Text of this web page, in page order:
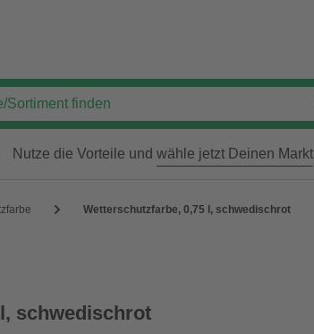
Nutze die Vorteile und wähle jetzt Deinen Markt
Wetterschutzfarbe, 0,75 l, schwedischrot
schwedischrot